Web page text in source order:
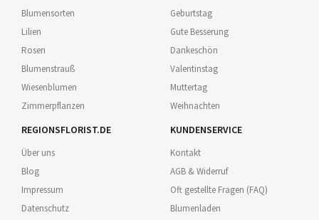
Blumensorten
Lilien
Rosen
Blumenstrauß
Wiesenblumen
Zimmerpflanzen
Geburtstag
Gute Besserung
Dankeschön
Valentinstag
Muttertag
Weihnachten
REGIONSFLORIST.DE
Über uns
Blog
Impressum
Datenschutz
KUNDENSERVICE
Kontakt
AGB & Widerruf
Oft gestellte Fragen (FAQ)
Blumenladen